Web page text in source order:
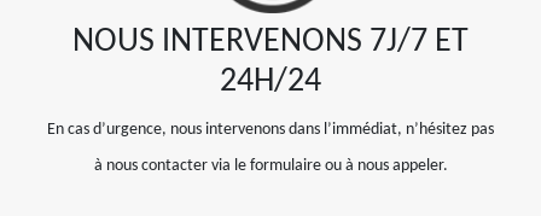
NOUS INTERVENONS 7J/7 ET
24H/24
En cas d’urgence, nous intervenons dans l’immédiat, n’hésitez pas
à nous contacter via le formulaire ou à nous appeler.